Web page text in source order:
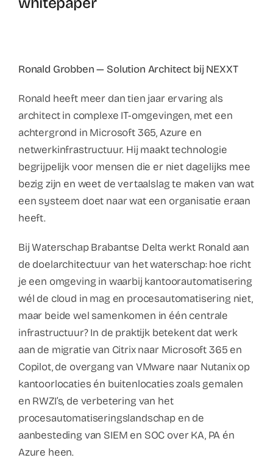
Ronald Grobben — Solution Architect bij NEXXT
Ronald heeft meer dan tien jaar ervaring als
architect in complexe IT-omgevingen, met een
achtergrond in Microsoft 365, Azure en
netwerkinfrastructuur. Hij maakt technologie
begrijpelijk voor mensen die er niet dagelijks mee
bezig zijn en weet de vertaalslag te maken van wat
een systeem doet naar wat een organisatie eraan
heeft.
Bij Waterschap Brabantse Delta werkt Ronald aan
de doelarchitectuur van het waterschap: hoe richt
je een omgeving in waarbij kantoorautomatisering
wél de cloud in mag en procesautomatisering niet,
maar beide wel samenkomen in één centrale
infrastructuur? In de praktijk betekent dat werk
aan de migratie van Citrix naar Microsoft 365 en
Copilot, de overgang van VMware naar Nutanix op
kantoorlocaties én buitenlocaties zoals gemalen
en RWZI’s, de verbetering van het
procesautomatiseringslandschap en de
aanbesteding van SIEM en SOC over KA, PA én
Azure heen.